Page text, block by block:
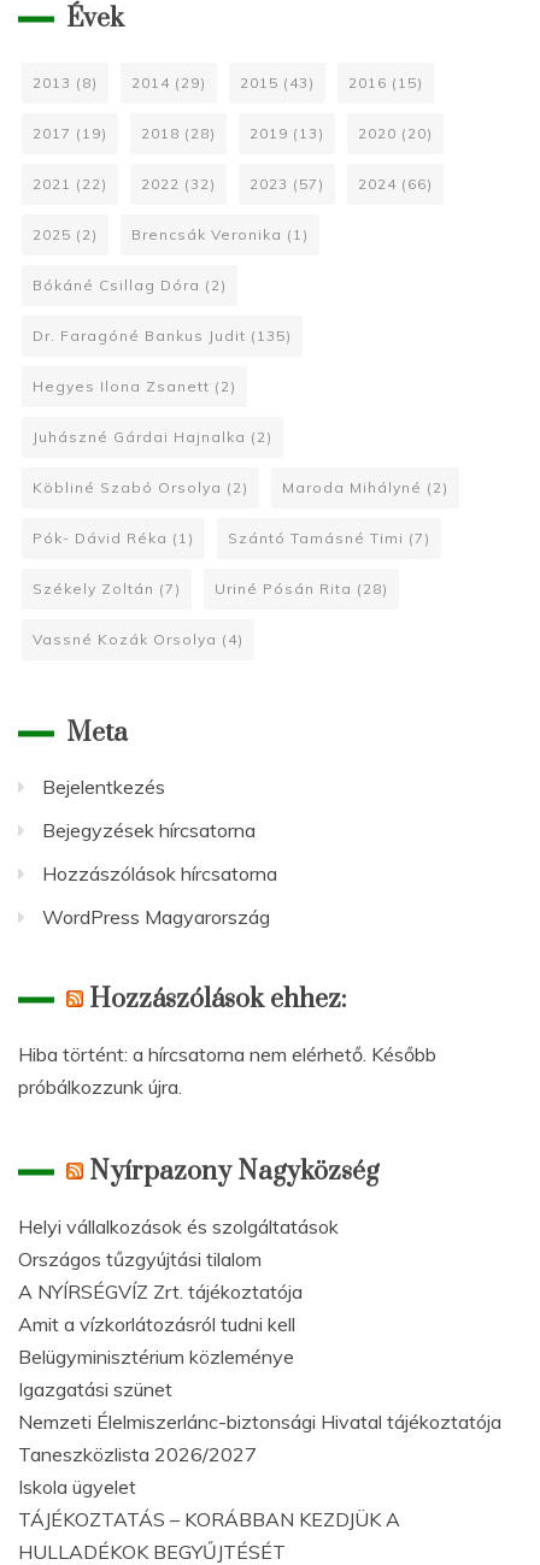
Évek
2013 (8) 2014 (29) 2015 (43) 2016 (15)
2017 (19) 2018 (28) 2019 (13) 2020 (20)
2021 (22) 2022 (32) 2023 (57) 2024 (66)
2025 (2) Brencsák Veronika (1)
Bókáné Csillag Dóra (2)
Dr. Faragóné Bankus Judit (135)
Hegyes Ilona Zsanett (2)
Juhászné Gárdai Hajnalka (2)
Köbliné Szabó Orsolya (2) Maroda Mihályné (2)
Pók- Dávid Réka (1) Szántó Tamásné Timi (7)
Székely Zoltán (7) Uriné Pósán Rita (28)
Vassné Kozák Orsolya (4)
Meta
Bejelentkezés
Bejegyzések hírcsatorna
Hozzászólások hírcsatorna
WordPress Magyarország
Hozzászólások ehhez:
Hiba történt: a hírcsatorna nem elérhető. Később
próbálkozzunk újra.
Nyírpazony Nagyközség
Helyi vállalkozások és szolgáltatások
Országos tűzgyújtási tilalom
A NYÍRSÉGVÍZ Zrt. tájékoztatója
Amit a vízkorlátozásról tudni kell
Belügyminisztérium közleménye
Igazgatási szünet
Nemzeti Élelmiszerlánc-biztonsági Hivatal tájékoztatója
Taneszközlista 2026/2027
Iskola ügyelet
TÁJÉKOZTATÁS – KORÁBBAN KEZDJÜK A
HULLADÉKOK BEGYŰJTÉSÉT